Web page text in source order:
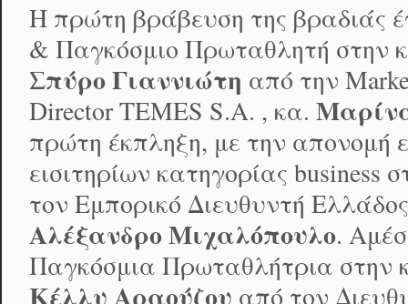
Η πρώτη βράβευση της βραδιάς
& Παγκόσμιο Πρωταθλητή στην
Σπύρο Γιαννιώτη από την
Director TEMES S.A. , κα.
πρώτη έκπληξη, με την απονομή
εισιτηρίων κατηγορίας
τον Εμπορικό Διευθυντή
Αλέξανδρο Μιχαλόπουλο.
Παγκόσμια Πρωταθλήτρια στην
Κέλλυ Αραούζου από τον